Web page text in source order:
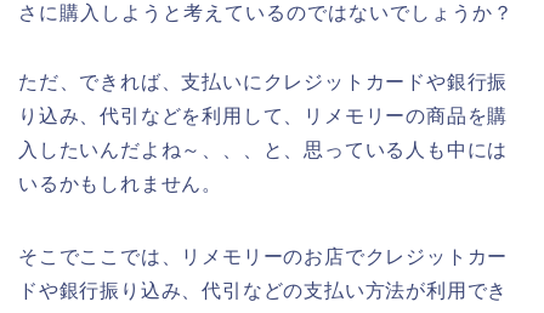
さに購入しようと考えているのではないでしょうか？
ただ、できれば、支払いにクレジットカードや銀行振
り込み、代引などを利用して、リメモリーの商品を購
入したいんだよね～、、、と、思っている人も中には
いるかもしれません。
そこでここでは、リメモリーのお店でクレジットカー
ドや銀行振り込み、代引などの支払い方法が利用でき